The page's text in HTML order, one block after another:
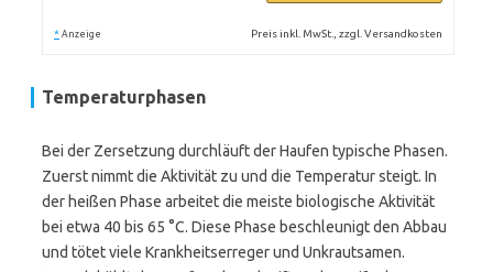
* Anzeige Preis inkl. MwSt., zzgl. Versandkosten
Temperaturphasen
Bei der Zersetzung durchläuft der Haufen typische Phasen.
Zuerst nimmt die Aktivität zu und die Temperatur steigt. In
der heißen Phase arbeitet die meiste biologische Aktivität
bei etwa 40 bis 65 °C. Diese Phase beschleunigt den Abbau
und tötet viele Krankheitserreger und Unkrautsamen.